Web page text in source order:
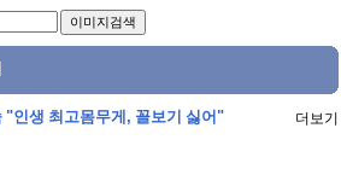
"인생 최고몸무게, 꼴보기 싫어" 더보기